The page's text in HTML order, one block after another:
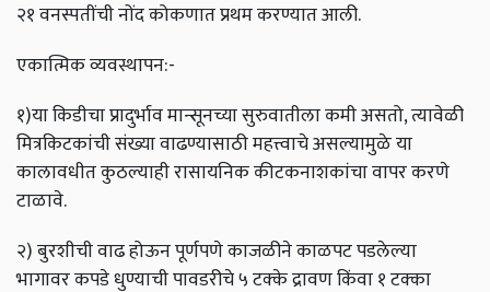
२१ वनस्पतींची नोंद कोकणात प्रथम करण्यात आली.
एकात्मिक व्यवस्थापन:-
१)या किडीचा प्रादुर्भाव मान्सूनच्या सुरुवातीला कमी असतो, त्यावेळी
मित्रकिटकांची संख्या वाढण्यासाठी महत्त्वाचे असल्यामुळे या
कालावधीत कुठल्याही रासायनिक कीटकनाशकांचा वापर करणे
टाळावे.
२) बुरशीची वाढ होऊन पूर्णपणे काजळीने काळपट पडलेल्या
भागावर कपडे धुण्याची पावडरीचे ५ टक्के द्रावण किंवा १ टक्का